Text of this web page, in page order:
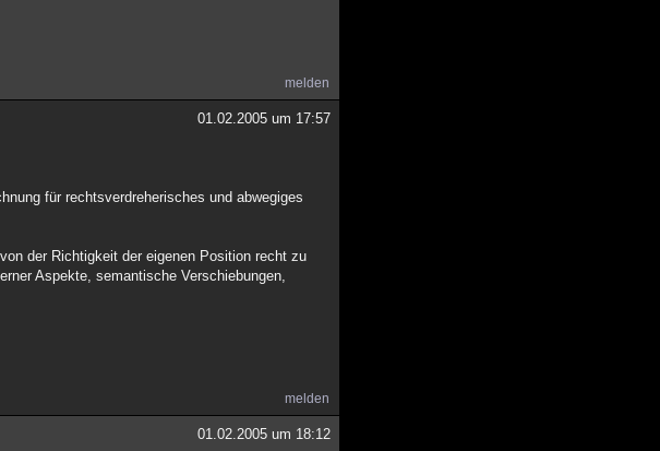
melden
01.02.2005 um 17:57
für rechtsverdreherisches und abwegiges
der Richtigkeit der eigenen Position recht zu
Aspekte, semantische Verschiebungen,
melden
01.02.2005 um 18:12